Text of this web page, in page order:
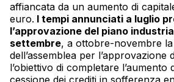
affiancata da un aumento di
euro. I tempi annunciati a luglio
l’approvazione del piano
settembre, a ottobre-novembre
dell’assemblea per l’approvazione
l’obiettivo di completare l’aumento
cessione dei crediti in sofferenza